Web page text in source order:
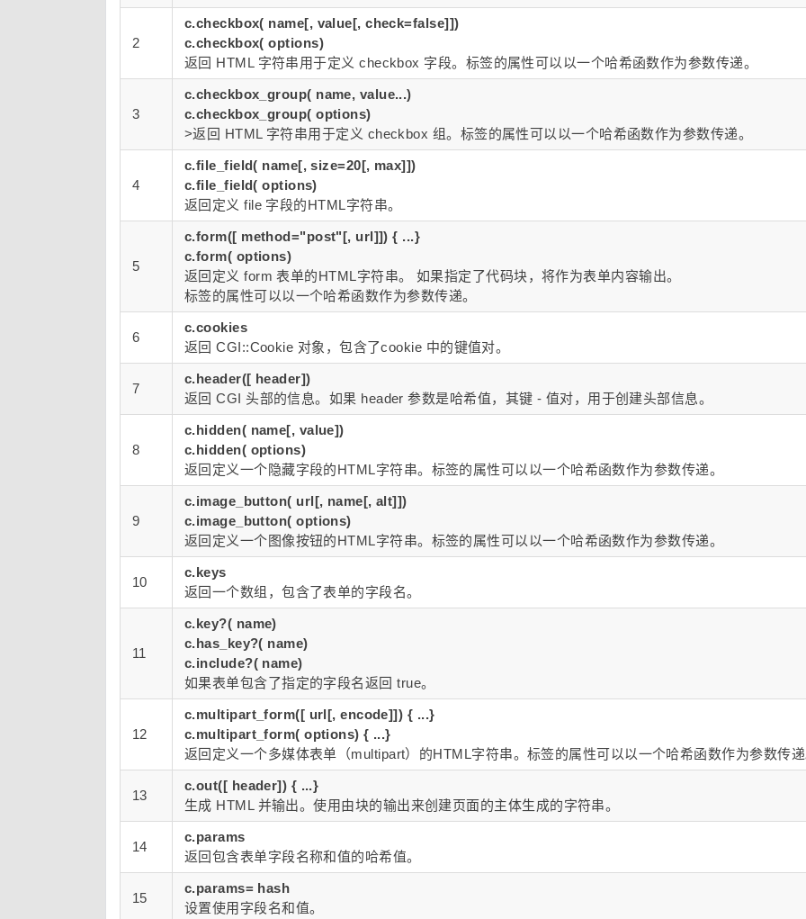
2
c.checkbox( name[, value[, check=false]])
c.checkbox( options)
返回 HTML 字符串用于定义 checkbox 字段。标签的属性可以以一个哈希函数作为参数传递。
3
c.checkbox_group( name, value...)
c.checkbox_group( options)
>返回 HTML 字符串用于定义 checkbox 组。标签的属性可以以一个哈希函数作为参数传递。
4
c.file_field( name[, size=20[, max]])
c.file_field( options)
返回定义 file 字段的HTML字符串。
5
c.form([ method="post"[, url]]) { ...}
c.form( options)
返回定义 form 表单的HTML字符串。 如果指定了代码块，将作为表单内容输出。
标签的属性可以以一个哈希函数作为参数传递。
6
c.cookies
返回 CGI::Cookie 对象，包含了cookie 中的键值对。
7
c.header([ header])
返回 CGI 头部的信息。如果 header 参数是哈希值，其键 - 值对，用于创建头部信息。
8
c.hidden( name[, value])
c.hidden( options)
返回定义一个隐藏字段的HTML字符串。标签的属性可以以一个哈希函数作为参数传递。
9
c.image_button( url[, name[, alt]])
c.image_button( options)
返回定义一个图像按钮的HTML字符串。标签的属性可以以一个哈希函数作为参数传递。
10
c.keys
返回一个数组，包含了表单的字段名。
11
c.key?( name)
c.has_key?( name)
c.include?( name)
如果表单包含了指定的字段名返回 true。
12
c.multipart_form([ url[, encode]]) { ...}
c.multipart_form( options) { ...}
返回定义一个多媒体表单（multipart）的HTML字符串。标签的属性可以以一个哈希函数作为参数传
13
c.out([ header]) { ...}
生成 HTML 并输出。使用由块的输出来创建页面的主体生成的字符串。
14
c.params
返回包含表单字段名称和值的哈希值。
15
c.params= hash
设置使用字段名和值。